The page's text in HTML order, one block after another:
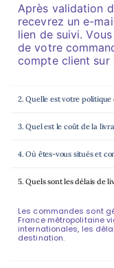
Après validation
recevrez un e-
lien de suivi.
de votre
compte client sur
2. Quelle est votre
3. Quel est le coût de la
4. Où êtes-vous situés et
5. Quels sont les délais de
Les commandes sont
France métropolitaine
internationales, les
destination.